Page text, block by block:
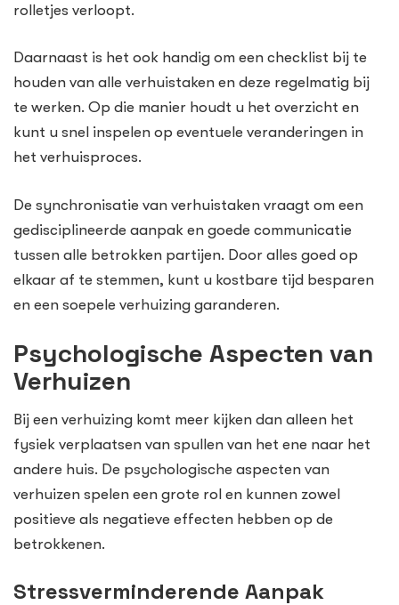
rolletjes verloopt.
Daarnaast is het ook handig om een checklist bij te
houden van alle verhuistaken en deze regelmatig bij
te werken. Op die manier houdt u het overzicht en
kunt u snel inspelen op eventuele veranderingen in
het verhuisproces.
De synchronisatie van verhuistaken vraagt om een
gedisciplineerde aanpak en goede communicatie
tussen alle betrokken partijen. Door alles goed op
elkaar af te stemmen, kunt u kostbare tijd besparen
en een soepele verhuizing garanderen.
Psychologische Aspecten van
Verhuizen
Bij een verhuizing komt meer kijken dan alleen het
fysiek verplaatsen van spullen van het ene naar het
andere huis. De psychologische aspecten van
verhuizen spelen een grote rol en kunnen zowel
positieve als negatieve effecten hebben op de
betrokkenen.
Stressverminderende Aanpak